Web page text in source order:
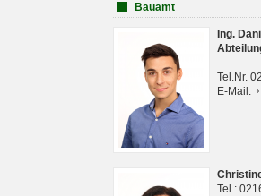
Bauamt
Ing.
Tel.Nr.
E-Mail:
Tel.: